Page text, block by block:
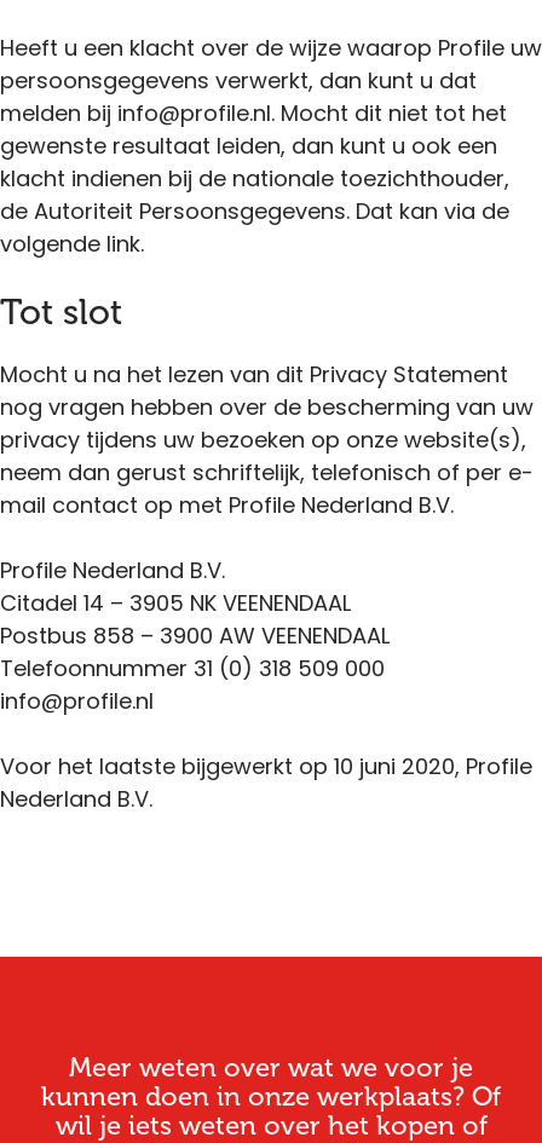
Heeft u een klacht over de wijze waarop Profile uw
persoonsgegevens verwerkt, dan kunt u dat
melden bij info@profile.nl. Mocht dit niet tot het
gewenste resultaat leiden, dan kunt u ook een
klacht indienen bij de nationale toezichthouder,
de Autoriteit Persoonsgegevens. Dat kan via de
volgende link.
Tot slot
Mocht u na het lezen van dit Privacy Statement
nog vragen hebben over de bescherming van uw
privacy tijdens uw bezoeken op onze website(s),
neem dan gerust schriftelijk, telefonisch of per e-
mail contact op met Profile Nederland B.V.
Profile Nederland B.V.
Citadel 14 – 3905 NK VEENENDAAL
Postbus 858 – 3900 AW VEENENDAAL
Telefoonnummer 31 (0) 318 509 000
info@profile.nl
Voor het laatste bijgewerkt op 10 juni 2020, Profile
Nederland B.V.
Meer weten over wat we voor je
kunnen doen in onze werkplaats? Of
wil je iets weten over het kopen of